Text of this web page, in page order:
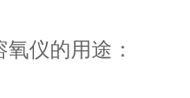
的用途：